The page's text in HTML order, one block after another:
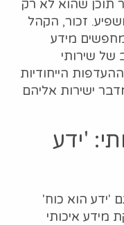
תוכן שהוא לא רק
זכור, הקהל
מידע
של שירותי
הייחודיות
ישירות אליהם
'ידע
'ידע הוא כוח'
מידע איכותי